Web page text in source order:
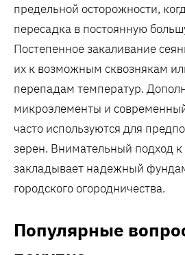
предельной осторожности‚
пересадка в постоянную
Постепенное закаливание
их к возможным сквознякам
перепадам температур.
микроэлементы и
часто используются для
зерен. Внимательный подход
закладывает надежный
городского огородничества.
Популярные